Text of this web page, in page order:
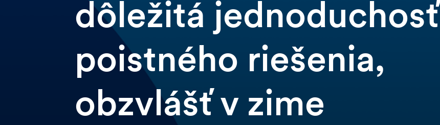
dôležitá jednoduchosť
poistného riešenia,
obzvlášť v zime